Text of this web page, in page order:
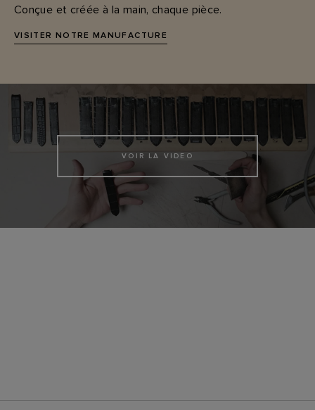
Conçue et créée à la main, chaque pièce.
VISITER NOTRE MANUFACTURE
VOIR LA VIDEO